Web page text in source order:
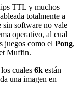
TTL y muchos
totalmente a
sin software no vale
operativo, al cual
juegos como el Pong,
Muffin.
cuales 6k están
una imagen en